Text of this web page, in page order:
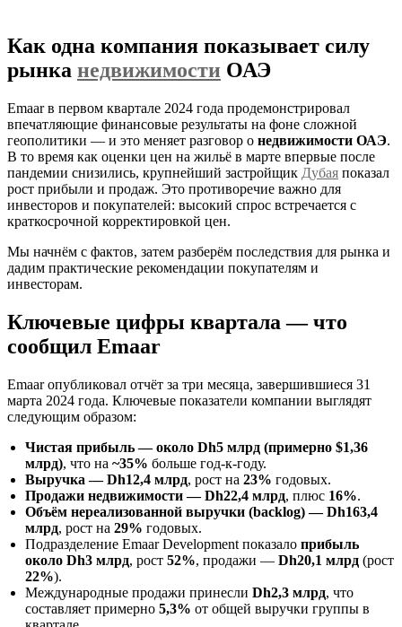
Как одна компания показывает силу
рынка недвижимости ОАЭ
Emaar в первом квартале 2024 года продемонстрировал
впечатляющие финансовые результаты на фоне сложной
геополитики — и это меняет разговор о недвижимости ОАЭ.
В то время как оценки цен на жильё в марте впервые после
пандемии снизились, крупнейший застройщик Дубая показал
рост прибыли и продаж. Это противоречие важно для
инвесторов и покупателей: высокий спрос встречается с
краткосрочной корректировкой цен.
Мы начнём с фактов, затем разберём последствия для рынка и
дадим практические рекомендации покупателям и
инвесторам.
Ключевые цифры квартала — что
сообщил Emaar
Emaar опубликовал отчёт за три месяца, завершившиеся 31
марта 2024 года. Ключевые показатели компании выглядят
следующим образом:
Чистая прибыль — около Dh5 млрд (примерно $1,36
млрд), что на ~35% больше год-к-году.
Выручка — Dh12,4 млрд, рост на 23% годовых.
Продажи недвижимости — Dh22,4 млрд, плюс 16%.
Объём нереализованной выручки (backlog) — Dh163,4
млрд, рост на 29% годовых.
Подразделение Emaar Development показало прибыль
около Dh3 млрд, рост 52%, продажи — Dh20,1 млрд (рост
22%).
Международные продажи принесли Dh2,3 млрд, что
составляет примерно 5,3% от общей выручки группы в